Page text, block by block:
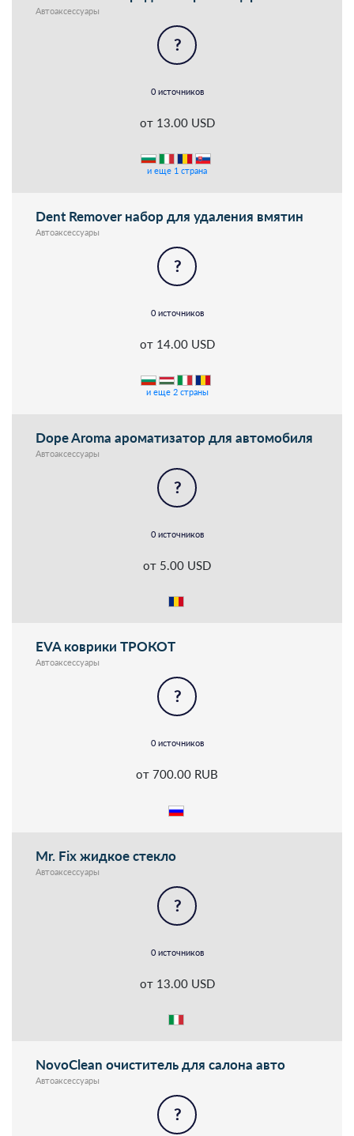
Автоаксессуары
?
0 источников
от 13.00 USD
и еще 1 страна
Dent Remover набор для удаления вмятин
Автоаксессуары
?
0 источников
от 14.00 USD
и еще 2 страны
Dope Aroma ароматизатор для автомобиля
Автоаксессуары
?
0 источников
от 5.00 USD
EVA коврики ТРОКОТ
Автоаксессуары
?
0 источников
от 700.00 RUB
Mr. Fix жидкое стекло
Автоаксессуары
?
0 источников
от 13.00 USD
NovoClean очиститель для салона авто
Автоаксессуары
?